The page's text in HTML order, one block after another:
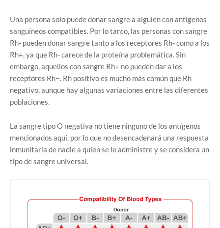
Una persona solo puede donar sangre a alguien con antígenos
sanguíneos compatibles. Por lo tanto, las personas con sangre
Rh- pueden donar sangre tanto a los receptores Rh- como a los
Rh+, ya que Rh- carece de la proteína problemática. Sin
embargo, aquellos con sangre Rh+ no pueden dar a los
receptores Rh−. Rh positivo es mucho más común que Rh
negativo, aunque hay algunas variaciones entre las diferentes
poblaciones.
La sangre tipo O negativa no tiene ninguno de los antígenos
mencionados aquí, por lo que no desencadenará una respuesta
inmunitaria de nadie a quien se le administre y se considera un
tipo de sangre universal.